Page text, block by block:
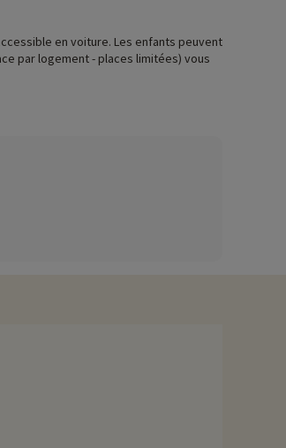
en voiture. Les enfants peuvent
par logement - places limitées) vous
est pensé pour vous ressourcer. Pour
en plein air ou des tournois
spectacles, des soirées à thème, et
en pleine nature, de quoi enchanter
qualifiés offrent des cours